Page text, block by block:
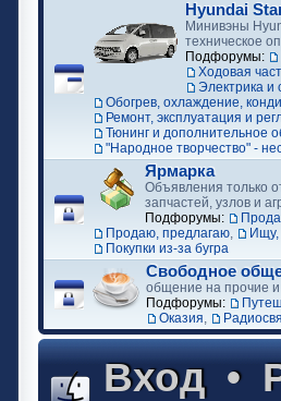
Hyundai
Минивэны
техническое
Подфорумы:
Ходовая
Электрика и
Обогрев, охлаждение,
Ремонт, эксплуатация и
Тюнинг и дополнительное
"Народное творчество" -
Ярмарка
Объявления только
запчастей, узлов и
Подфорумы:
Продаю, предлагаю, Ищу,
Покупки из-за бугра
Свободное
общение на прочие
Подфорумы:
Оказия,
Вход•